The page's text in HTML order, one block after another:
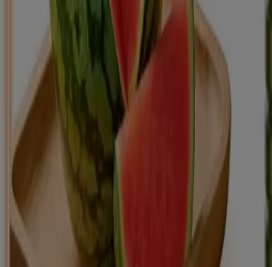
España Italia United Kingdom
Colombia
Argentina France
United
Nederland
Deutschland
Australia
Türkiye Norge
Sverige
Ecuador South
Danmark
Suomi 한국
Schweiz
United Arab Emirates
Ceská republika
Slovenská republika
България
Publicidad